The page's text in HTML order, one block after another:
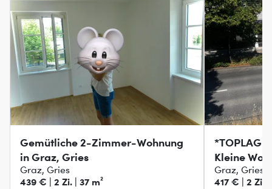
Gemütliche 2-Zimmer-Wohnung
in Graz, Gries
Graz, Gries
439 € | 2 Zi. | 37 m²
Kleine
Graz, Gries
417 € | 2 Zi. |